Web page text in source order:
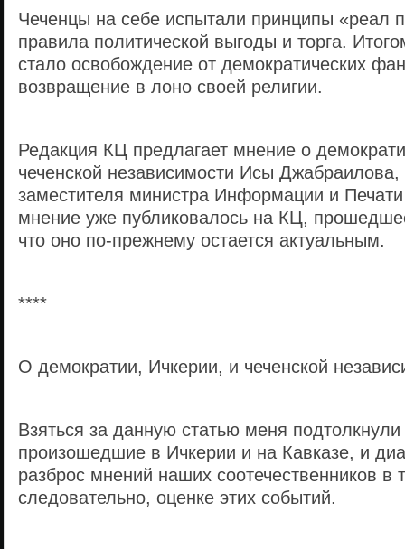
Чеченцы на себе испытали принципы «реал
правила политической выгоды и торга.
стало освобождение от демократических
возвращение в лоно своей религии.
Редакция КЦ предлагает мнение о
чеченской независимости Исы
заместителя министра Информации и
мнение уже публиковалось на КЦ,
что оно по-прежнему остается актуальным.
****
О демократии, Ичкерии, и чеченской
Взяться за данную статью меня
произошедшие в Ичкерии и на Кавказе, и
разброс мнений наших соотечественников в
следовательно, оценке этих событий.